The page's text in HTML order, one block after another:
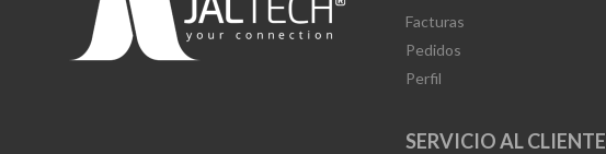
Facturas
Pedidos
Perfil
SERVICIO AL CLIENTE